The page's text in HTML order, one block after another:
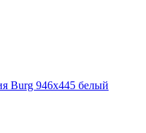
Burg 946x445 белый